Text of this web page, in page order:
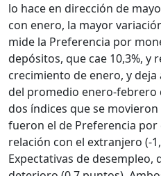
lo hace en dirección de
con enero, la mayor
mide la Preferencia por
depósitos, que cae 10,3%, y
crecimiento de enero, y
del promedio enero-febrero
dos índices que se
fueron el de Preferencia
relación con el extranjero (-
Expectativas de